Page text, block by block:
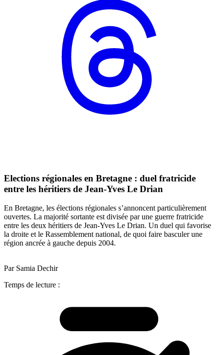
Elections régionales en Bretagne : duel fratricide
entre les héritiers de Jean-Yves Le Drian
En Bretagne, les élections régionales s’annoncent particulièrement
ouvertes. La majorité sortante est divisée par une guerre fratricide
entre les deux héritiers de Jean-Yves Le Drian. Un duel qui favorise
la droite et le Rassemblement national, de quoi faire basculer une
région ancrée à gauche depuis 2004.
Par Samia Dechir
Temps de lecture :